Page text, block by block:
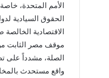
الأمم المتحدة،
الحقوق السيادية
الاقتصادية
موقف مصر الثابت
الصلة، مشدداً على
واقع مستحدث